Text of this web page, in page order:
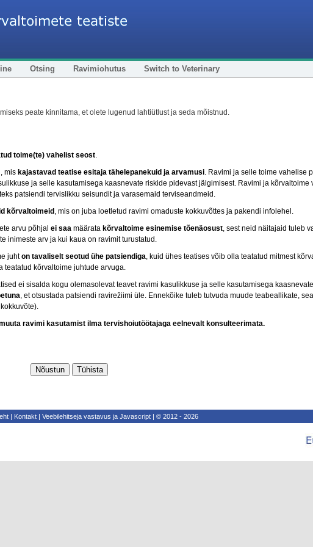
Otsing Ravimiohutus Switch to Veterinary
peate kinnitama, et olete lugenud lahtiütlust ja seda mõistnud.
toime(te) vahelist seost.
mis kajastavad teatise esitaja tähelepanekuid ja arvamusi. Ravimi ja selle toime vahelise
ja selle kasutamisega kaasnevate riskide pidevast jälgimisest. Ravimi ja kõrvaltoime
patsiendi tervislikku seisundit ja varasemaid terviseandmeid.
kõrvaltoimeid , mis on juba loetletud ravimi omaduste kokkuvõttes ja pakendi infolehel.
arvu põhjal ei saa määrata kõrvaltoime esinemise tõenäosust, sest neid näitajaid tuleb
inimeste arv ja kui kaua on ravimit turustatud.
juhton tavaliselt seotud ühe patsiendiga, kuid ühes teatises võib olla teatatud mitmest
teatatud kõrvaltoime juhtude arvuga.
ei sisalda kogu olemasolevat teavet ravimi kasulikkuse ja selle kasutamisega
, et otsustada patsiendi ravirežiimi üle. Ennekõike tuleb tutvuda muude teabeallikate,
ravimi kasutamist ilma tervishoiutöötajaga eelnevalt konsulteerimata.
| Kontakt| Veebilehitseja vastavus ja Javascript| © 2012 - 2026